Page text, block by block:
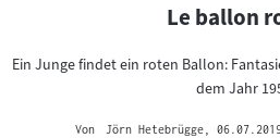
Le ballon
Ein Junge findet ein roten Ballon:
dem Jahr
Von Jörn Hetebrügge ,